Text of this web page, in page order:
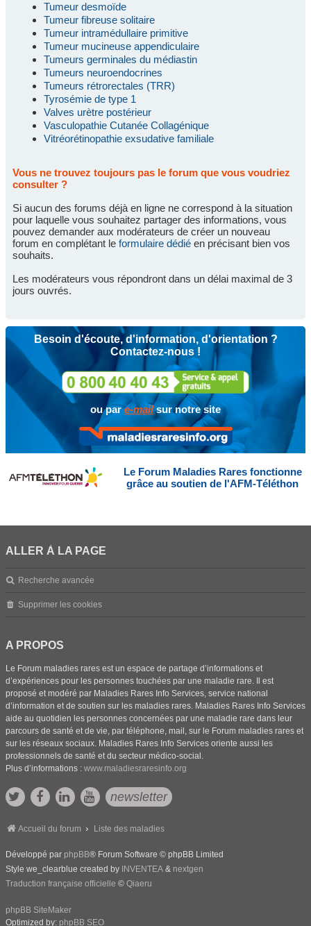
Tumeur desmoïde
Tumeur fibreuse solitaire
Tumeur intramédullaire primitive
Tumeur mucineuse appendiculaire
Tumeurs germinales du médiastin
Tumeurs neuroendocrines
Tumeurs rétrorectales (TRR)
Tyrosémie de type 1
Valves urètre postérieur
Vasculopathie Cutanée Collagénique
Vitréorétinopathie exsudative familiale
Vous ne trouvez toujours pas le forum que vous voudriez
consulter ?
Si aucun des forums déjà en ligne ne correspond à la situation
pour laquelle vous souhaitez partager des informations, vous
pouvez demander aux modérateurs de créer un nouveau
forum en complétant le formulaire dédié en précisant bien vos
souhaits.
Les modérateurs vous répondront dans un délai maximal de 3
jours ouvrés.
Besoin d'écoute, d'information, d'orientation ?
Contactez-nous !
ou pare-mailsur notre site
Le Forum Maladies Rares fonctionne
grâce au soutien de l'AFM-Téléthon
ALLER À LA PAGE
Recherche avancée
Supprimer les cookies
A PROPOS
Le Forum maladies rares est un espace de partage d’informations et
d’expériences pour les personnes touchées par une maladie rare. Il est
proposé et modéré par Maladies Rares Info Services, service national
d’information et de soutien sur les maladies rares. Maladies Rares Info Services
aide au quotidien les personnes concernées par une maladie rare dans leur
parcours de santé et de vie, par téléphone, mail, sur le Forum maladies rares et
sur les réseaux sociaux. Maladies Rares Info Services oriente aussi les
professionnels de santé et du secteur médico-social.
Plus d’informations : www.maladiesraresinfo.org
newsletter
Accueil du forum Liste des maladies
Développé par phpBB® Forum Software © phpBB Limited
Style we_clearblue created by INVENTEA & nextgen
Traduction française officielle © Qiaeru
phpBB SiteMaker
Optimized by: phpBB SEO